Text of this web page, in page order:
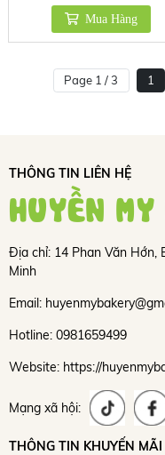
Mua Hàng
Page 1 / 3 1
THÔNG TIN LIÊN HỆ
HUYỀN
Địa chỉ: 14 Phan Văn Hớn,
Minh
Email:
Hotline: 0981659499
Website: https://
Mạng xã hội:
THÔNG TIN KHUYẾN MÃI